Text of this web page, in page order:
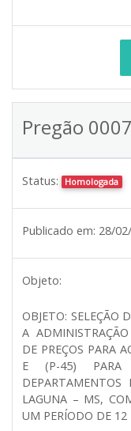
Pregão
Status: Homologada
Publicado em: 28/
Objeto:
OBJETO: SELEÇÃO
A
DE PREÇOS PARA
E (P-45) PARA
LAGUNA – MS,
UM PERÍODO DE 12